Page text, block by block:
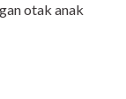
otak anak